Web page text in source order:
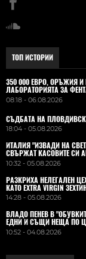
ТОП ИСТОРИИ
350 000 ЕВРО, ОРЪЖИЯ
ЛАБОРАТОРИЯТА ЗА
08:18 - 06.08.2026
СЪДБАТА НА
18:04 - 05.08.2026
ИТАЛИЯ "ИЗВАДИ НА
СВЪРЖАТ КАСОВИТЕ СИ
10:32 - 05.08.2026
РАЗКРИХА НЕЛЕГАЛЕН
КАТО EXTRA VIRGIN
14:28 - 05.08.2026
ВЛАДO ПЕНЕВ В
ЕДНИ И СЪЩИ НЕЩА ПО
10:52 - 04.08.2026